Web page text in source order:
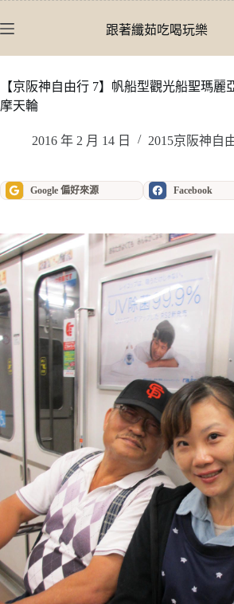
至
內
容
跟著纖茹吃喝玩樂
【京阪神自由行 7】帆船型觀光船聖瑪麗
摩天輪
2016 年 2 月 14 日 2015京阪神自
Google 偏好來源 Facebook